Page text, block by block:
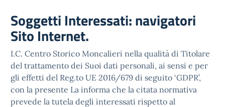
Soggetti Interessati: navigatori
Sito Internet.
I.C. Centro Storico Moncalieri nella qualità di Titolare
del trattamento dei Suoi dati personali, ai sensi e per
gli effetti del Reg.to UE 2016/679 di seguito ‘GDPR’,
con la presente La informa che la citata normativa
prevede la tutela degli interessati rispetto al